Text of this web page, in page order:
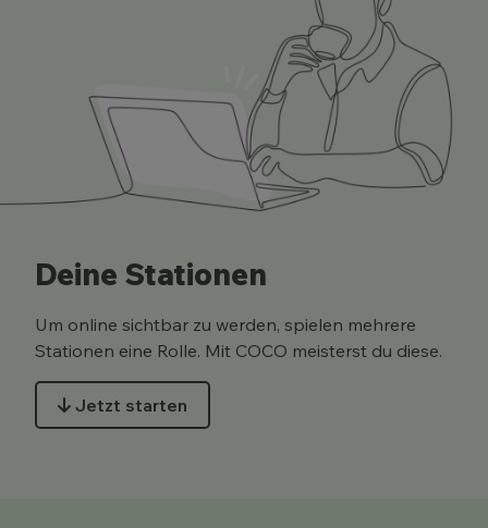
Deine Stationen
Um online sichtbar zu werden, spielen mehrere
Stationen eine Rolle. Mit COCO meisterst du diese.
Jetzt starten